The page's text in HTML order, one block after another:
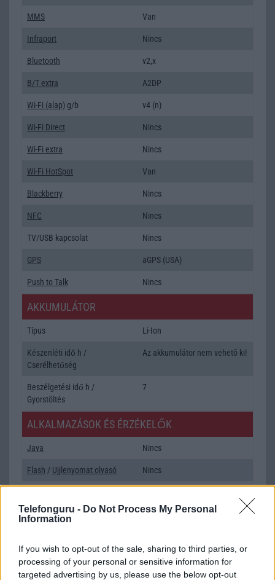
Telefonguru - Do Not Process My Personal
Information
If you wish to opt-out of the sale, sharing to third parties, or
processing of your personal or sensitive information for
targeted advertising by us, please use the below opt-out
MMS Van
Infraport Nincs
Bluetooth v2,x
B/T extra A2DP
Wi-Fi (alap) g/b v4 (n)
Wi-Fi Direct Nincs
Wi-Fi extra Nincs
Wi-Fi HotSpot Van
Blackberry Nincs
NFC Nincs
TV/USB kapcsolat Nincs
GPS aGPS (USA)
Push to Talk Nincs
AKKUMULÁTOR
Típus Li-Ion
Készenléti idő h /
Cserélhetőség
Az akkumulátor nem vehetõ ki!
Beszélgetési idő h /
Gyorstöltés
7
ALKALMAZÁSOK ÉS ÉRZÉKELŐK
Java Nincs
Flash / Ujjlenyomat olvasó Nincs
Organizer van (alap tudással)
Office alkalmazások
DV = Document viewer (Word,
Excel, PowerPoint, PDF)